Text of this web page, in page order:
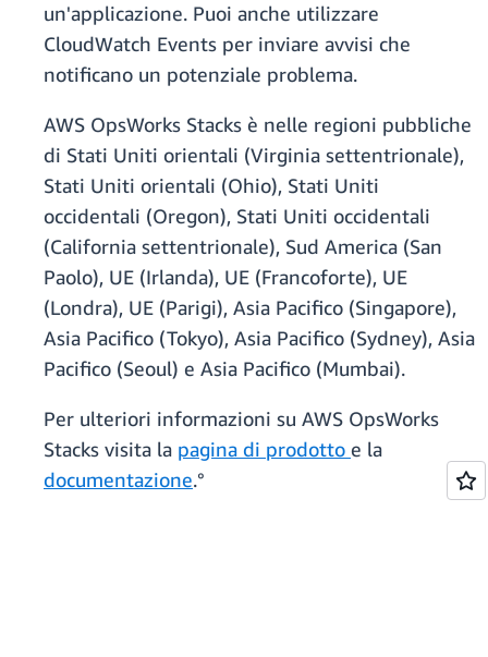
un'applicazione. Puoi anche utilizzare
CloudWatch Events per inviare avvisi che
notificano un potenziale problema.
AWS OpsWorks Stacks è nelle regioni pubbliche
di Stati Uniti orientali (Virginia settentrionale),
Stati Uniti orientali (Ohio), Stati Uniti
occidentali (Oregon), Stati Uniti occidentali
(California settentrionale), Sud America (San
Paolo), UE (Irlanda), UE (Francoforte), UE
(Londra), UE (Parigi), Asia Pacifico (Singapore),
Asia Pacifico (Tokyo), Asia Pacifico (Sydney), Asia
Pacifico (Seoul) e Asia Pacifico (Mumbai).
Per ulteriori informazioni su AWS OpsWorks
Stacks visita la pagina di prodotto e la
documentazione.°